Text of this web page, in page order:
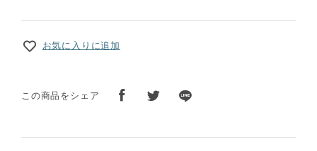
お気に入りに追加
この商品をシェア